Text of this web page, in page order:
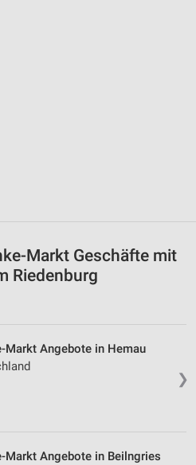
Markt Geschäfte mit
Riedenburg
❯
Markt Angebote in Hemau
Markt Angebote in Beilngries